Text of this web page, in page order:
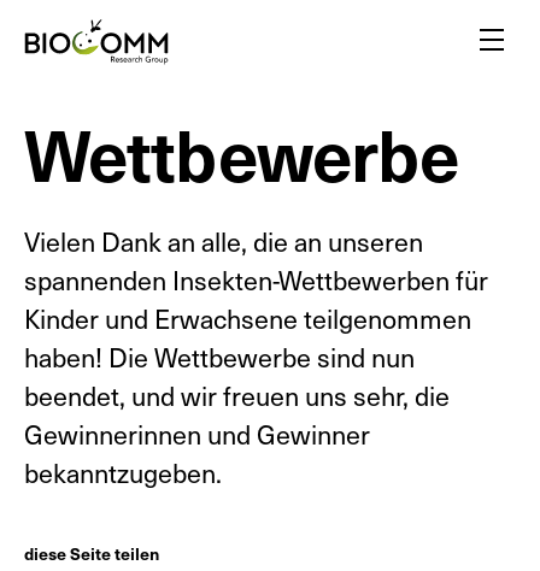
Menu
Erstaunliche Bestäuber
Blutrünstige Stechmücken
Inspiriert von Insekten
Ein Flair für Insekten
Insekten gegen Pflanzen
Insektenvielfalt
Wettbewerbe
Vielen Dank an alle, die an unseren
spannenden Insekten-Wettbewerben für
Kinder und Erwachsene teilgenommen
haben! Die Wettbewerbe sind nun
beendet, und wir freuen uns sehr, die
Gewinnerinnen und Gewinner
bekanntzugeben.
diese Seite teilen